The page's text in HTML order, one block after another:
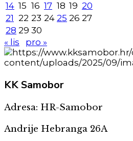
14 15 16 17 18 19 20
21 22 23 24 25 26 27
28 29 30
« lis
pro »
KKSamobor
Adresa: HR-Samobor
Andrije Hebranga 26A